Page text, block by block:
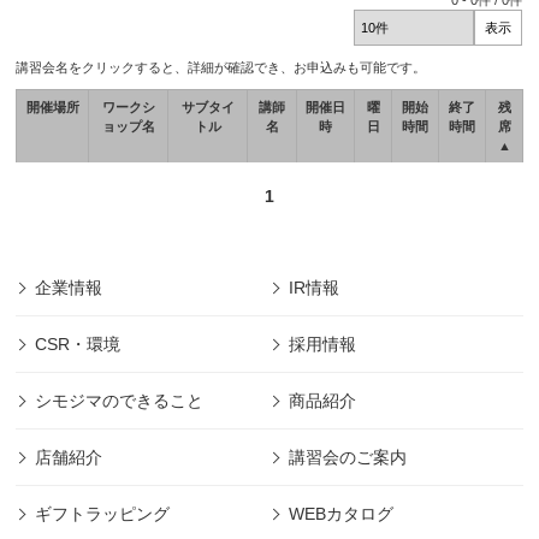
講習会名をクリックすると、詳細が確認でき、お申込みも可能です。
開催場所
ワークシ
ョップ名
サブタイ
トル
講師
名
開催日
時
曜
日
開始
時間
終了
時間
残
席
▲
1
企業情報 IR情報
CSR・環境 採用情報
シモジマのできること 商品紹介
店舗紹介 講習会のご案内
ギフトラッピング WEBカタログ